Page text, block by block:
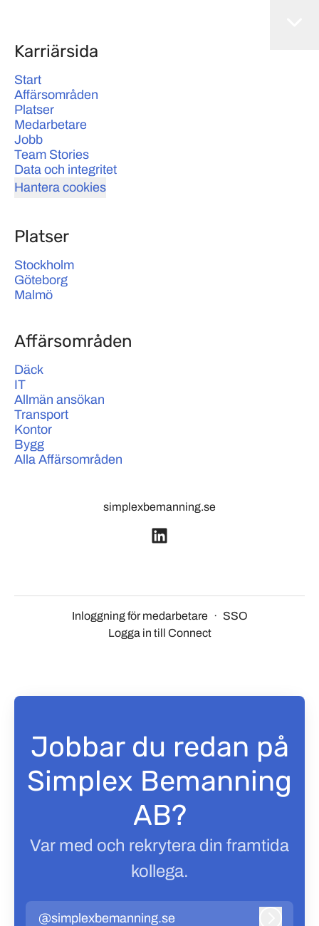
Karriärsida
Start
Affärsområden
Platser
Medarbetare
Jobb
Team Stories
Data och integritet
Hantera cookies
Platser
Stockholm
Göteborg
Malmö
Affärsområden
Däck
IT
Allmän ansökan
Transport
Kontor
Bygg
Alla Affärsområden
simplexbemanning.se
Inloggning för medarbetare · SSO
Logga in till Connect
Jobbar du redan på
Simplex Bemanning
AB?
Var med och rekrytera din framtida
kollega.
@simplexbemanning.se